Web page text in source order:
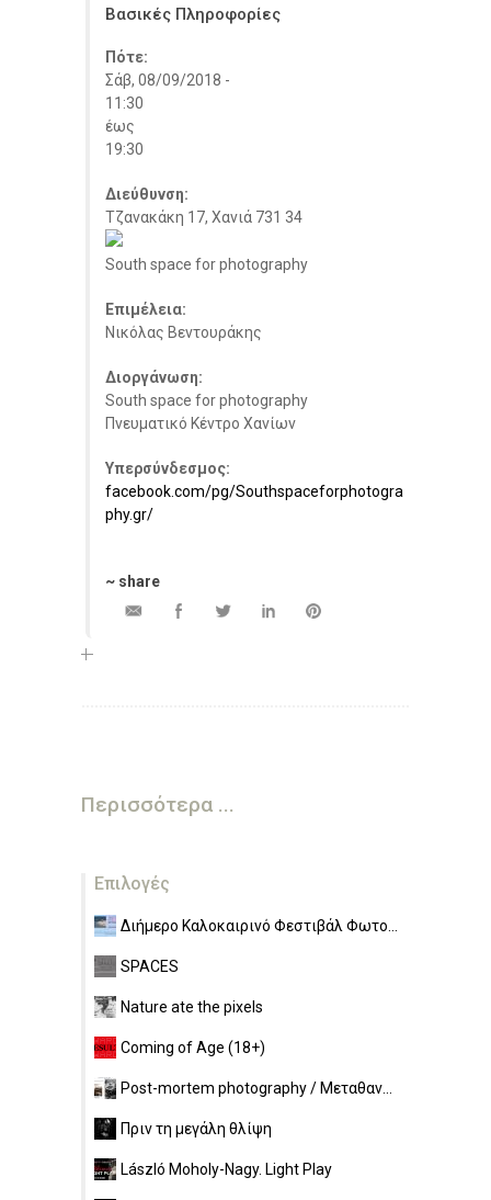
Βασικές Πληροφορίες
Πότε:
Σάβ, 08/09/2018 -
11:30
έως
19:30
Διεύθυνση:
Τζανακάκη 17, Χανιά 731 34
South space for photography
Επιμέλεια:
Νικόλας Βεντουράκης
Διοργάνωση:
South space for photography
Πνευματικό Κέντρο Χανίων
Υπερσύνδεσμος:
facebook.com/pg/Southspaceforphotogra
phy.gr/
~ share
Περισσότερα ...
Επιλογές
Διήμερο Καλοκαιρινό Φεστιβάλ Φωτο...
SPACES
Nature ate the pixels
Coming of Age (18+)
Post-mortem photography / Μεταθαν...
Πριν τη μεγάλη θλίψη
László Moholy-Nagy. Light Play